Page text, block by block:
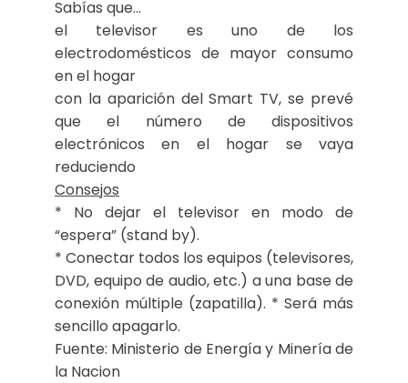
Sabías que…
el televisor es uno de los
electrodomésticos de mayor consumo
en el hogar
con la aparición del Smart TV, se prevé
que el número de dispositivos
electrónicos en el hogar se vaya
reduciendo
Consejos
* No dejar el televisor en modo de
“espera” (stand by).
* Conectar todos los equipos (televisores,
DVD, equipo de audio, etc.) a una base de
conexión múltiple (zapatilla). * Será más
sencillo apagarlo.
Fuente: Ministerio de Energía y Minería de
la Nacion